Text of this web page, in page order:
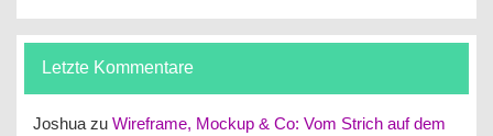
Letzte Kommentare
Joshua zuWireframe, Mockup & Co: Vom Strich auf dem